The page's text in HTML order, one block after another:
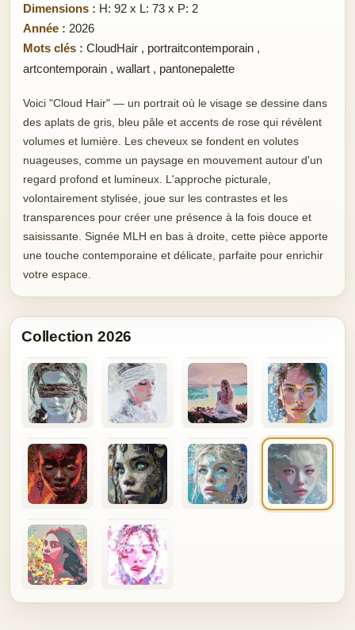
Dimensions : H: 92 x L: 73 x P: 2
Année : 2026
Mots clés : CloudHair , portraitcontemporain ,
artcontemporain , wallart , pantonepalette
Voici "Cloud Hair" — un portrait où le visage se dessine dans
des aplats de gris, bleu pâle et accents de rose qui révèlent
volumes et lumière. Les cheveux se fondent en volutes
nuageuses, comme un paysage en mouvement autour d'un
regard profond et lumineux. L'approche picturale,
volontairement stylisée, joue sur les contrastes et les
transparences pour créer une présence à la fois douce et
saisissante. Signée MLH en bas à droite, cette pièce apporte
une touche contemporaine et délicate, parfaite pour enrichir
votre espace.
Collection 2026